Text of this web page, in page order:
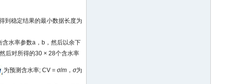
到稳定结果的最小数据长度为
含水率参数a，b，然后以余下
后对所得的30 × 28个含水率
为预测含水率; CV =σ/m ，σ为